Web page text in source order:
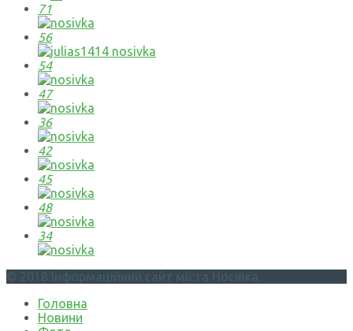
71
56
54
47
36
42
45
48
34
Головна
Новини